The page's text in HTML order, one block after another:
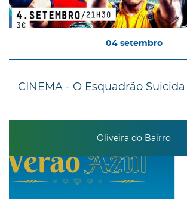
04 setembro
CINEMA - O Esquadrão Suicida
Oliveira do Bairro